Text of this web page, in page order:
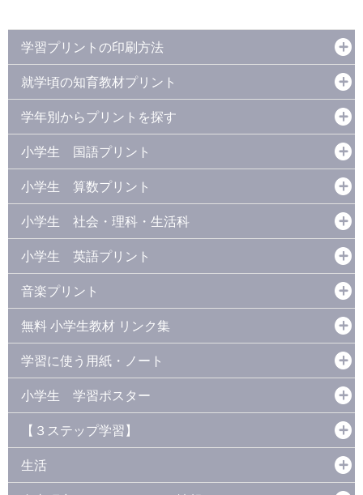
学習プリントの印刷方法
就学頃の知育教材プリント
学年別からプリントを探す
小学生 国語プリント
小学生 算数プリント
小学生 社会・理科・生活科
小学生 英語プリント
音楽プリント
無料 小学生教材 リンク集
学習に使う用紙・ノート
小学生 学習ポスター
【３ステップ学習】
生活